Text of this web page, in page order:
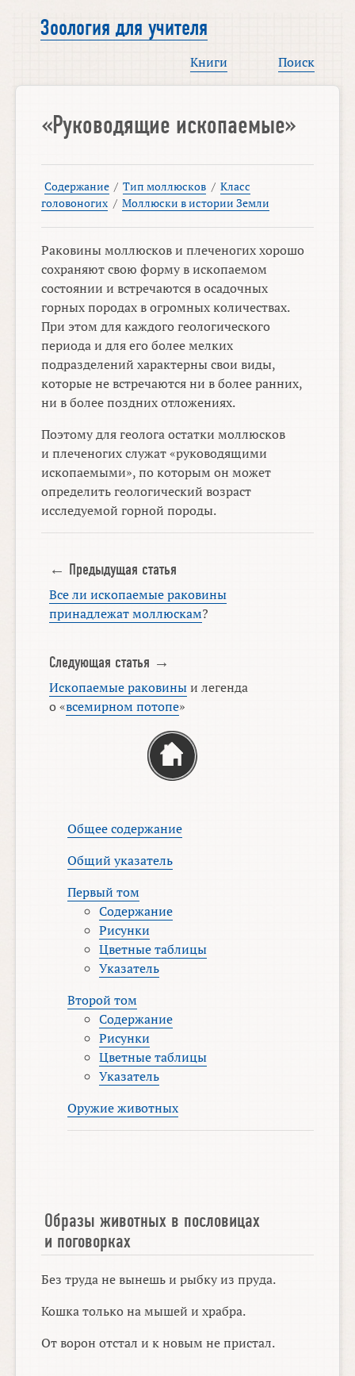
Зоология для учителя
Книги Поиск
«Руководящие ископаемые»
Содержание / Тип моллюсков / Класс
головоногих / Моллюски в истории Земли
Раковины моллюсков и плеченогих хорошо
сохраняют свою форму в ископаемом
состоянии и встречаются в осадочных
горных породах в огромных количествах.
При этом для каждого геологического
периода и для его более мелких
подразделений характерны свои виды,
которые не встречаются ни в более ранних,
ни в более поздних отложениях.
Поэтому для геолога остатки моллюсков
и плеченогих служат «руководящими
ископаемыми», по которым он может
определить геологический возраст
исследуемой горной породы.
← Предыдущая статья
Все ли ископаемые раковины
принадлежат моллюскам?
Следующая статья →
Ископаемые раковиныи легенда
о «всемирном потопе»
Общее содержание
Общий указатель
Первый том
Содержание
Рисунки
Цветные таблицы
Указатель
Второй том
Содержание
Рисунки
Цветные таблицы
Указатель
Оружие животных
Образы животных в пословицах
и поговорках
Без труда не вынешь и рыбку из пруда.
Кошка только на мышей и храбра.
От ворон отстал и к новым не пристал.